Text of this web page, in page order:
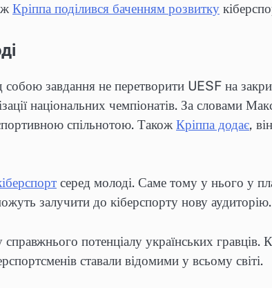
Кріппа поділився баченням розвитку
собою завдання не перетворити UESF на
національних чемпіонатів. За словами
спільнотою. Також Кріппа додає,
серед молоді. Саме тому у нього у
залучити до кіберспорту нову аудиторію.
потенціалу українських гравців.
ставали відомими у всьому світі.